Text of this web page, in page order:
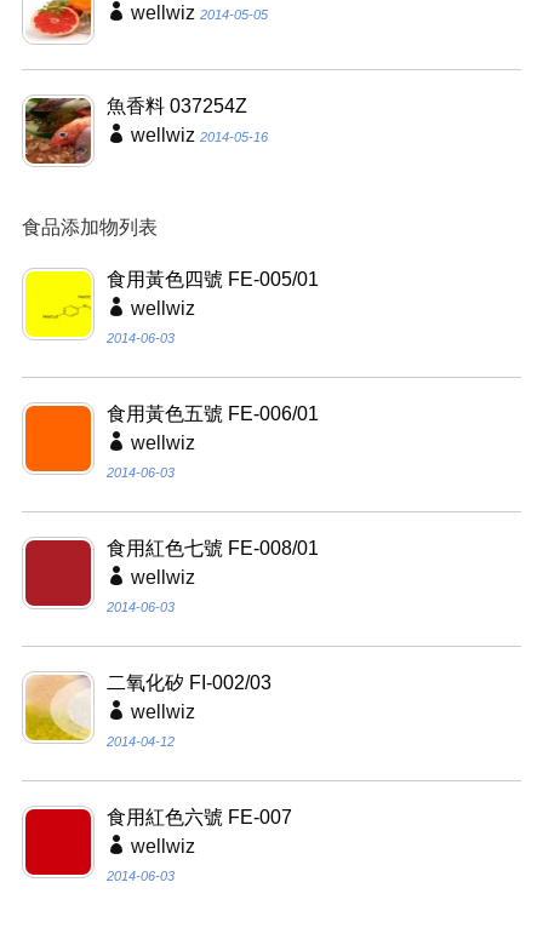
wellwiz 2014-05-05
魚香料 037254Z
wellwiz 2014-05-16
食品添加物列表
食用黃色四號 FE-005/01
wellwiz
2014-06-03
食用黃色五號 FE-006/01
wellwiz
2014-06-03
食用紅色七號 FE-008/01
wellwiz
2014-06-03
二氧化矽 FI-002/03
wellwiz
2014-04-12
食用紅色六號 FE-007
wellwiz
2014-06-03